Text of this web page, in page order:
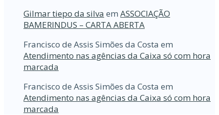
Gilmar tiepo da silva em ASSOCIAÇÃO
BAMERINDUS – CARTA ABERTA
Francisco de Assis Simões da Costa em
Atendimento nas agências da Caixa só com hora
marcada
Francisco de Assis Simões da Costa em
Atendimento nas agências da Caixa só com hora
marcada